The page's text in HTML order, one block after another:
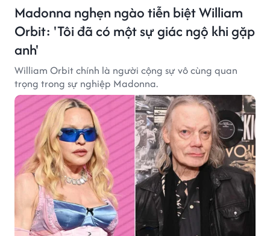
Madonna nghẹn ngào tiễn biệt William
Orbit: 'Tôi đã có một sự giác ngộ khi gặp
anh'
William Orbit chính là người cộng sự vô cùng quan
trọng trong sự nghiệp Madonna.